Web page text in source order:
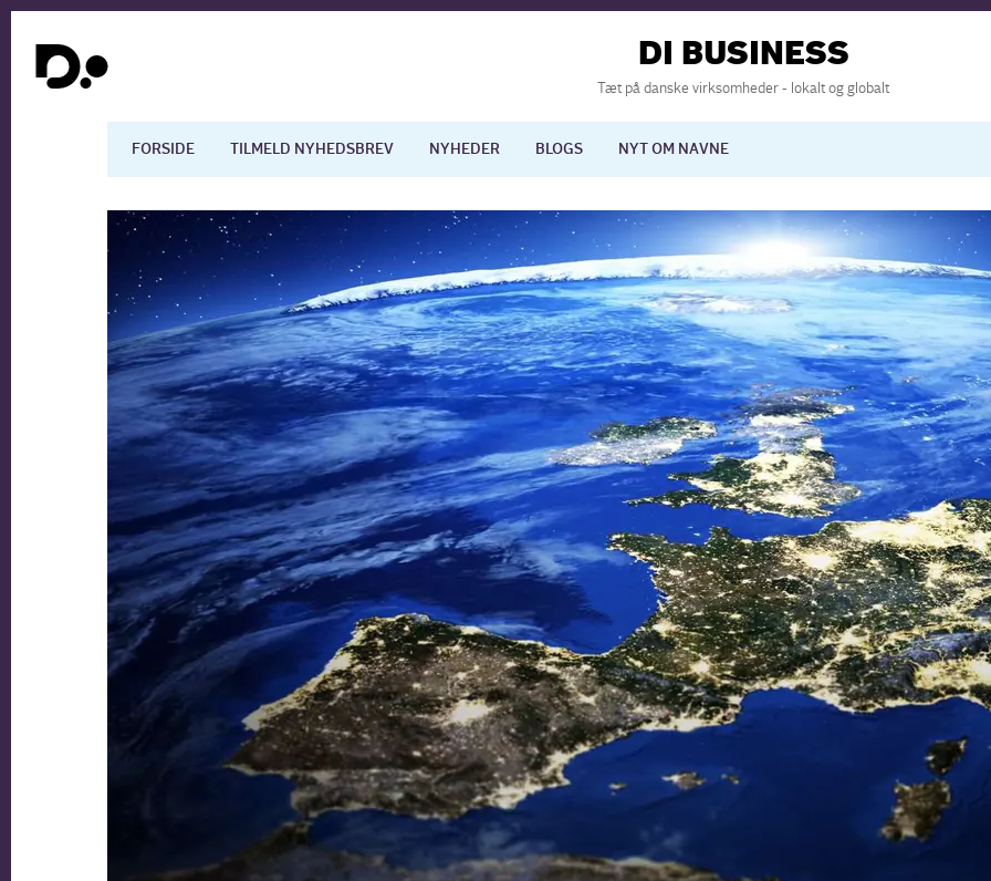
DI BUSINESS
Tæt på danske virksomheder - lokalt og globalt
FORSIDE TILMELD NYHEDSBREV NYHEDER BLOGS NYT OM NAVNE
Dansk økonomi Digitalisering International økonomi
Arbejdsmarkedet Uddannelse Europapolitik